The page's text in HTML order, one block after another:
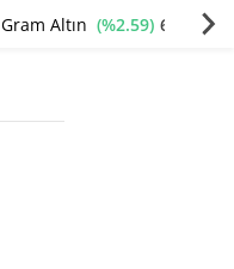
Gram Altın (%2.59) 6660.55